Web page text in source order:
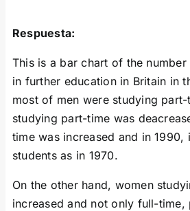
Respuesta:
This is a bar chart of the
in further education in Britain in
most of men were studying
studying part-time was
time was increased and in 1990,
students as in 1970.
On the other hand, women
increased and not only full-time,